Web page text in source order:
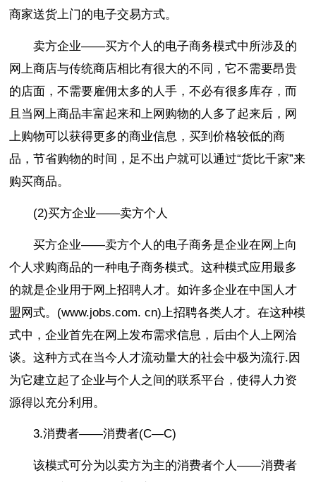
商家送货上门的电子交易方式。
卖方企业——买方个人的电子商务模式中所涉及的
网上商店与传统商店相比有很大的不同，它不需要昂贵
的店面，不需要雇佣太多的人手，不必有很多库存，而
且当网上商品丰富起来和上网购物的人多了起来后，网
上购物可以获得更多的商业信息，买到价格较低的商
品，节省购物的时间，足不出户就可以通过“货比千家”来
购买商品。
(2)买方企业——卖方个人
买方企业——卖方个人的电子商务是企业在网上向
个人求购商品的一种电子商务模式。这种模式应用最多
的就是企业用于网上招聘人才。如许多企业在中国人才
盟网式。(www.jobs.com. cn)上招聘各类人才。在这种模
式中，企业首先在网上发布需求信息，后由个人上网洽
谈。这种方式在当今人才流动量大的社会中极为流行.因
为它建立起了企业与个人之间的联系平台，使得人力资
源得以充分利用。
3.消费者——消费者(C—C)
该模式可分为以卖方为主的消费者个人——消费者